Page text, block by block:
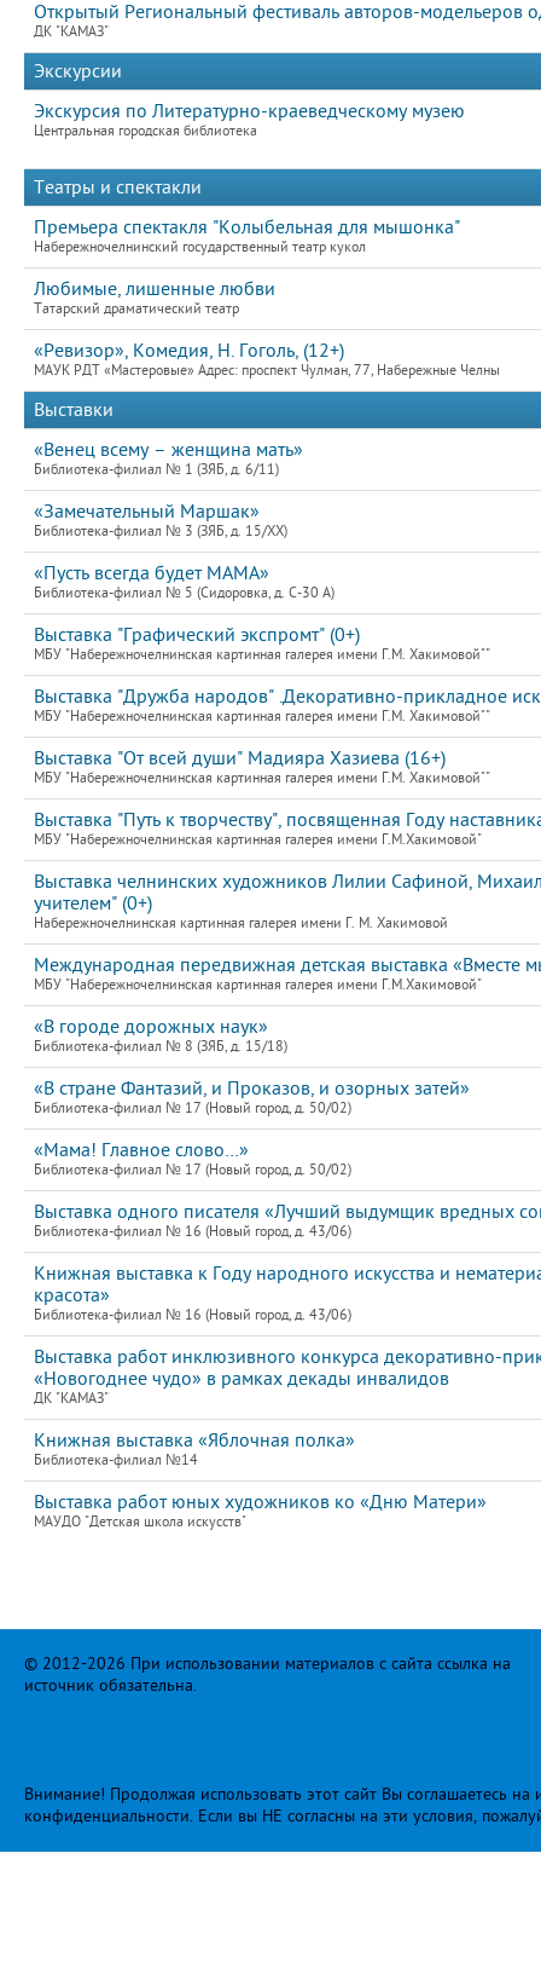
Открытый Региональный фестиваль авторов-модельеров
ДК "КАМАЗ"
Экскурсии
Экскурсия по Литературно-краеведческому музею
Центральная городская библиотека
Театры и спектакли
Премьера спектакля "Колыбельная для мышонка"
Набережночелнинский государственный театр кукол
Любимые, лишенные любви
Татарский драматический театр
«Ревизор», Комедия, Н. Гоголь, (12+)
МАУК РДТ «Мастеровые» Адрес: проспект Чулман, 77, Набережные Челны
Выставки
«Венец всему – женщина мать»
Библиотека-филиал № 1 (ЗЯБ, д. 6/11)
«Замечательный Маршак»
Библиотека-филиал № 3 (ЗЯБ, д. 15/XX)
«Пусть всегда будет МАМА»
Библиотека-филиал № 5 (Сидоровка, д. С-30 А)
Выставка "Графический экспромт" (0+)
МБУ "Набережночелнинская картинная галерея имени Г.М. Хакимовой""
Выставка "Дружба народов" .Декоративно-прикладное
МБУ "Набережночелнинская картинная галерея имени Г.М. Хакимовой""
Выставка "От всей души" Мадияра Хазиева (16+)
МБУ "Набережночелнинская картинная галерея имени Г.М. Хакимовой""
Выставка "Путь к творчеству", посвященная Году
МБУ "Набережночелнинская картинная галерея имени Г.М.Хакимовой"
Выставка челнинских художников Лилии Сафиной,
учителем" (0+)
Набережночелнинская картинная галерея имени Г. М. Хакимовой
Международная передвижная детская выставка «Вместе
МБУ "Набережночелнинская картинная галерея имени Г.М.Хакимовой"
«В городе дорожных наук»
Библиотека-филиал № 8 (ЗЯБ, д. 15/18)
«В стране Фантазий, и Проказов, и озорных затей»
Библиотека-филиал № 17 (Новый город, д. 50/02)
«Мама! Главное слово…»
Библиотека-филиал № 17 (Новый город, д. 50/02)
Выставка одного писателя «Лучший выдумщик вредных
Библиотека-филиал № 16 (Новый город, д. 43/06)
Книжная выставка к Году народного искусства и
красота»
Библиотека-филиал № 16 (Новый город, д. 43/06)
Выставка работ инклюзивного конкурса декоративно-
«Новогоднее чудо» в рамках декады инвалидов
ДК "КАМАЗ"
Книжная выставка «Яблочная полка»
Библиотека-филиал №14
Выставка работ юных художников ко «Дню Матери»
МАУДО "Детская школа искусств"
© 2012-2026 При использовании материалов с сайта ссылка на
источник обязательна.
Внимание! Продолжая использовать этот сайт Вы соглашаетесь
конфиденциальности. Если вы НЕ согласны на эти условия,